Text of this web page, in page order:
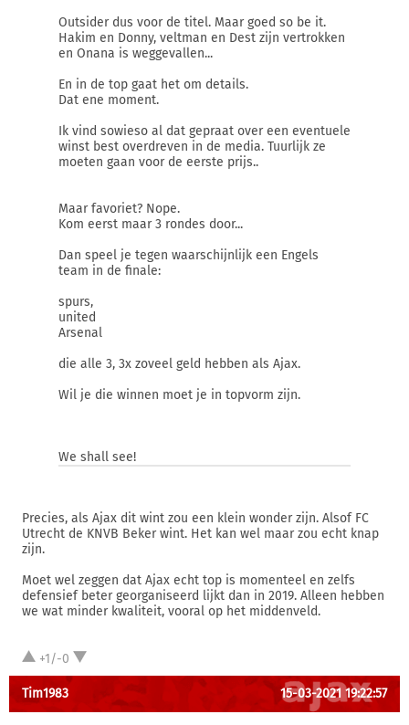
Outsider dus voor de titel. Maar goed so be it.
Hakim en Donny, veltman en Dest zijn vertrokken
en Onana is weggevallen...
En in de top gaat het om details.
Dat ene moment.
Ik vind sowieso al dat gepraat over een eventuele
winst best overdreven in de media. Tuurlijk ze
moeten gaan voor de eerste prijs..
Maar favoriet? Nope.
Kom eerst maar 3 rondes door...
Dan speel je tegen waarschijnlijk een Engels
team in de finale:
spurs,
united
Arsenal
die alle 3, 3x zoveel geld hebben als Ajax.
Wil je die winnen moet je in topvorm zijn.
We shall see!
Precies, als Ajax dit wint zou een klein wonder zijn. Alsof FC
Utrecht de KNVB Beker wint. Het kan wel maar zou echt knap
zijn.
Moet wel zeggen dat Ajax echt top is momenteel en zelfs
defensief beter georganiseerd lijkt dan in 2019. Alleen hebben
we wat minder kwaliteit, vooral op het middenveld.
+1/-0
Tim1983 15-03-2021 19:22:57